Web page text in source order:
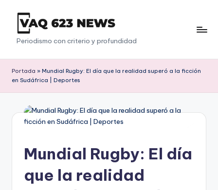
Saltar
contenido
V
a
q
6
3
Periodismo con criterio y profundidad
Portada » Mundial Rugby: El día que la realidad superó a la ficción
en Sudáfrica | Deportes
Mundial Rugby: El día
que la realidad